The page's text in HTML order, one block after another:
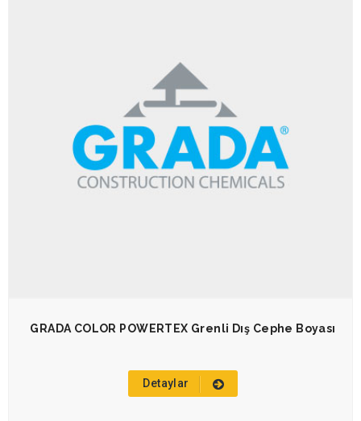
GRADA COLOR POWERTEX Grenli Dış Cephe Boyası
Detaylar